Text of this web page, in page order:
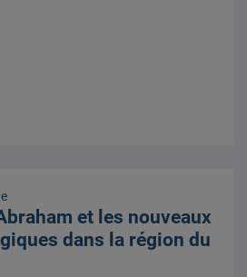
et les nouveaux
dans la région du